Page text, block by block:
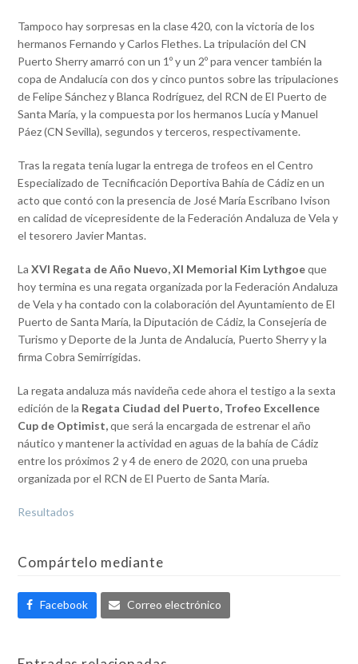
Tampoco hay sorpresas en la clase 420, con la victoria de los
hermanos Fernando y Carlos Flethes. La tripulación del CN
Puerto Sherry amarró con un 1º y un 2º para vencer también la
copa de Andalucía con dos y cinco puntos sobre las tripulaciones
de Felipe Sánchez y Blanca Rodríguez, del RCN de El Puerto de
Santa María, y la compuesta por los hermanos Lucía y Manuel
Páez (CN Sevilla), segundos y terceros, respectivamente.
Tras la regata tenía lugar la entrega de trofeos en el Centro
Especializado de Tecnificación Deportiva Bahía de Cádiz en un
acto que contó con la presencia de José María Escribano Ivison
en calidad de vicepresidente de la Federación Andaluza de Vela y
el tesorero Javier Mantas.
LaXVI Regata de Año Nuevo, XI Memorial Kim Lythgoeque
hoy termina es una regata organizada por la Federación Andaluza
de Vela y ha contado con la colaboración del Ayuntamiento de El
Puerto de Santa María, la Diputación de Cádiz, la Consejería de
Turismo y Deporte de la Junta de Andalucía, Puerto Sherry y la
firma Cobra Semirrígidas.
La regata andaluza más navideña cede ahora el testigo a la sexta
edición de la Regata Ciudad del Puerto, Trofeo Excellence
Cup de Optimist,que será la encargada de estrenar el año
náutico y mantener la actividad en aguas de la bahía de Cádiz
entre los próximos 2 y 4 de enero de 2020, con una prueba
organizada por el RCN de El Puerto de Santa María.
Resultados
Compártelo mediante
Facebook Correo electrónico